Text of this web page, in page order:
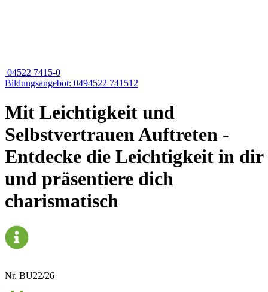
04522 7415-0
Bildungsangebot: 0494522 741512
Mit Leichtigkeit und
Selbstvertrauen Auftreten -
Entdecke die Leichtigkeit in dir
und präsentiere dich
charismatisch
Nr. BU22/26